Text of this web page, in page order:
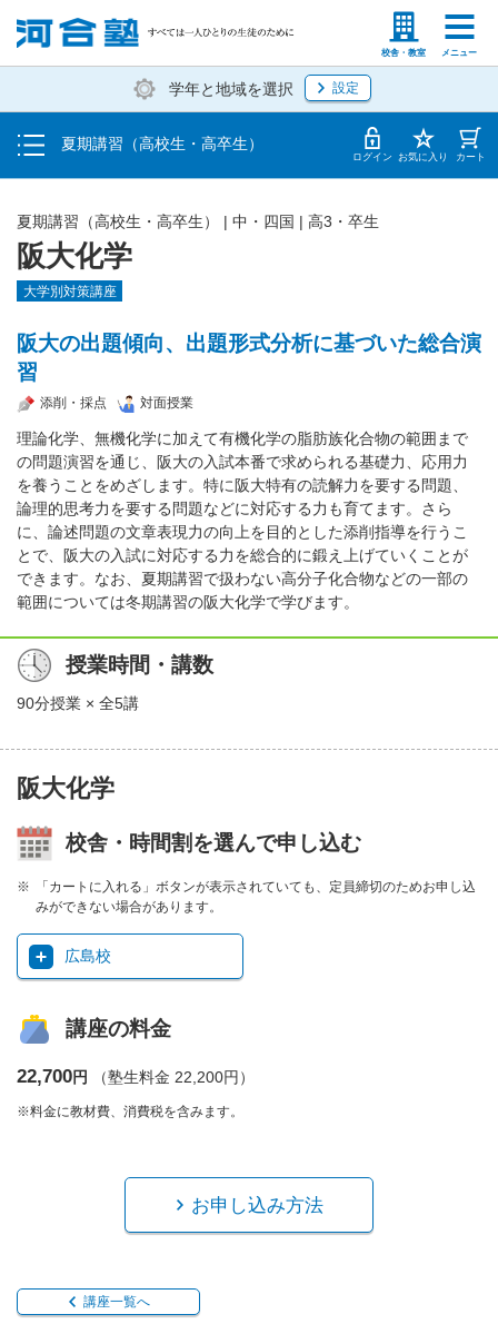
校舎・教室 メニュー
塾生の方 高等学校の先生
学年と地域を選択 設定
夏期講習（高校生・高卒生）
受講料・お申し込み方法
受講開始までの流れ
校舎・教室一覧 ログイン お気に入り カート
阪大化学
夏期講習（高校生・高卒生） | 中・四国 | 高3・卒生
大学別対策講座
阪大の出題傾向、出題形式分析に基づいた総合演
習
添削・採点 対面授業
理論化学、無機化学に加えて有機化学の脂肪族化合物の範囲まで
の問題演習を通じ、阪大の入試本番で求められる基礎力、応用力
を養うことをめざします。特に阪大特有の読解力を要する問題、
論理的思考力を要する問題などに対応する力も育てます。さら
に、論述問題の文章表現力の向上を目的とした添削指導を行うこ
とで、阪大の入試に対応する力を総合的に鍛え上げていくことが
できます。なお、夏期講習で扱わない高分子化合物などの一部の
範囲については冬期講習の阪大化学で学びます。
授業時間・講数
90分授業 × 全5講
阪大化学
校舎・時間割を選んで申し込む
「カートに入れる」ボタンが表示されていても、定員締切のためお申し込
みができない場合があります。
広島校
講座の料金
22,700円 （塾生料金 22,200円）
※料金に教材費、消費税を含みます。
お申し込み方法
講座一覧へ